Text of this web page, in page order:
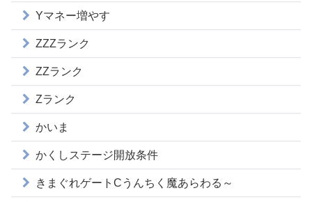
Yマネー増やす
ZZZランク
ZZランク
Zランク
かいま
かくしステージ開放条件
きまぐれゲートCうんちく魔あらわる～